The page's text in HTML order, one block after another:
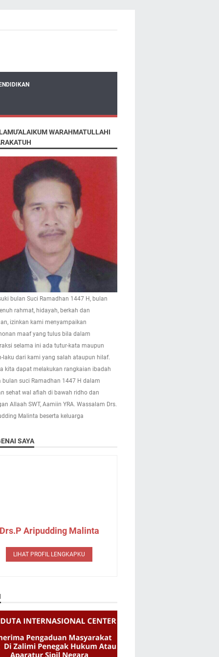
WARAHMATULLAHI
bulan Suci Ramadhan 1447 H, bulan
rahmat, hidayah, berkah dan
izinkan kami menyampaikan
maaf yang tulus bila dalam
selama ini ada tutur-kata maupun
laku dari kami yang salah ataupun hilaf.
kita dapat melakukan rangkaian ibadah
bulan suci Ramadhan 1447 H dalam
sehat wal afiah di bawah ridho dan
Allaah SWT, Aamiin YRA. Wassalam Drs.
Malinta beserta keluarga
SAYA
Aripudding Malinta
LIHAT PROFIL LENGKAPKU